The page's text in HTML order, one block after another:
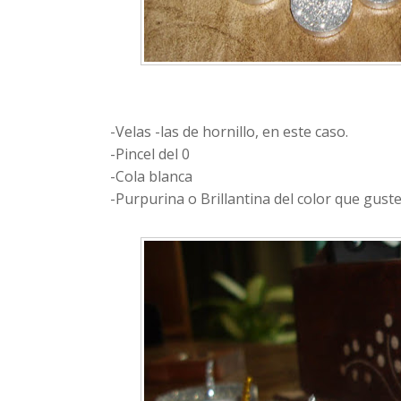
-Velas -las de hornillo, en este caso.
-Pincel del 0
-Cola blanca
-Purpurina o Brillantina del color que